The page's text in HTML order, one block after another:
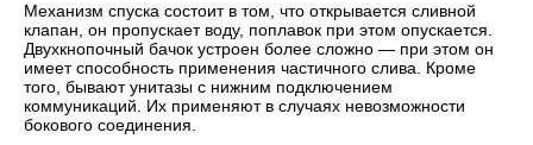
Механизм спуска состоит в том, что открывается сливной
клапан, он пропускает воду, поплавок при этом опускается.
Двухкнопочный бачок устроен более сложно — при этом он
имеет способность применения частичного слива. Кроме
того, бывают унитазы с нижним подключением
коммуникаций. Их применяют в случаях невозможности
бокового соединения.